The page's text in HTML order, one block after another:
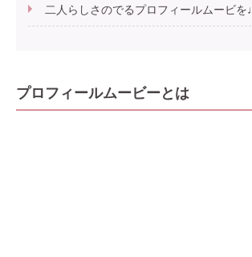
二人らしさのでるプロフィールムービを♩
プロフィールムービーとは